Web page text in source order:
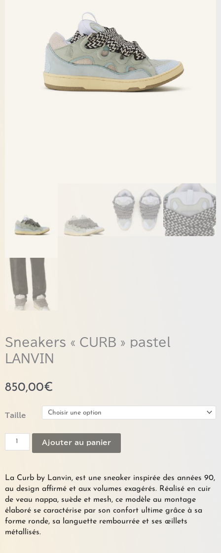
Sneakers « CURB » pastel
LANVIN
850,00€
Taille
Sneakers
"CURB"
Ajouter au panier
La Curb by Lanvin, est une sneaker inspirée des années 90,
au design affirmé et aux volumes exagérés. Réalisé en cuir
de veau nappa, suède et mesh, ce modèle au montage
élaboré se caractérise par son confort ultime grâce à sa
forme ronde, sa languette rembourrée et ses œillets
métallisés.